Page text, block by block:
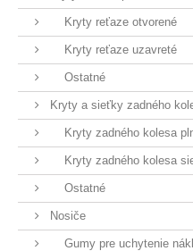
Kryty reťaze otvorené
Kryty reťaze uzavreté
Ostatné
Kryty a sieťky zadného
Kryty zadného kolesa
Kryty zadného kolesa
Ostatné
Nosiče
Gumy pre uchytenie